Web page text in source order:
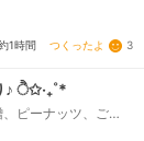
1時間 つくったよ 3
♪ ੈ✩‧₊˚*
ピーナッツ、ご